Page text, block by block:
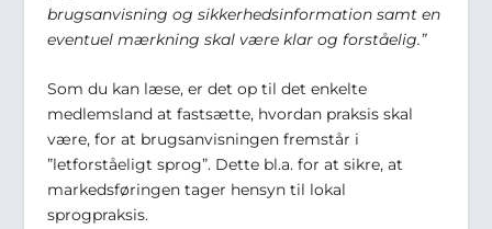
brugsanvisning og sikkerhedsinformation samt en
eventuel mærkning skal være klar og forståelig.”
Som du kan læse, er det op til det enkelte
medlemsland at fastsætte, hvordan praksis skal
være, for at brugsanvisningen fremstår i
”letforståeligt sprog”. Dette bl.a. for at sikre, at
markedsføringen tager hensyn til lokal
sprogpraksis.